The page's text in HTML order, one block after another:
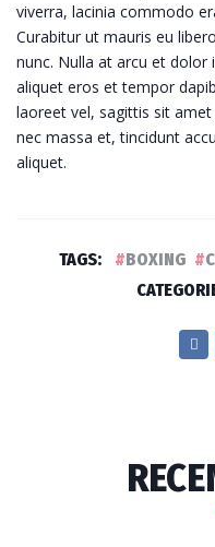
viverra, lacinia commodo
Curabitur ut mauris eu
nunc. Nulla at arcu et dolor
aliquet eros et tempor
laoreet vel, sagittis sit
nec massa et, tincidunt
aliquet.
TAGS: BOXING